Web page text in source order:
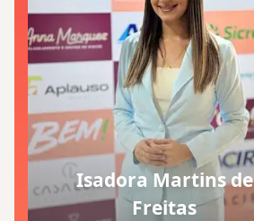
Isadora Martins de
Freitas